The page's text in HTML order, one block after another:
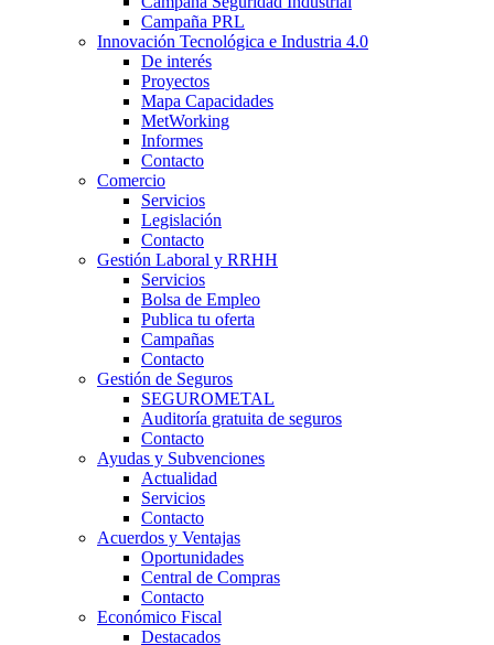
Campaña PRL
Innovación Tecnológica e Industria 4.0
De interés
Proyectos
Mapa Capacidades
MetWorking
Informes
Contacto
Comercio
Servicios
Legislación
Contacto
Gestión Laboral y RRHH
Servicios
Bolsa de Empleo
Publica tu oferta
Campañas
Contacto
Gestión de Seguros
SEGUROMETAL
Auditoría gratuita de seguros
Contacto
Ayudas y Subvenciones
Actualidad
Servicios
Contacto
Acuerdos y Ventajas
Oportunidades
Central de Compras
Contacto
Económico Fiscal
Destacados